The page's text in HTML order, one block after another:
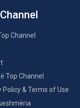
Channel
Top Channel
Policy & Terms of Use